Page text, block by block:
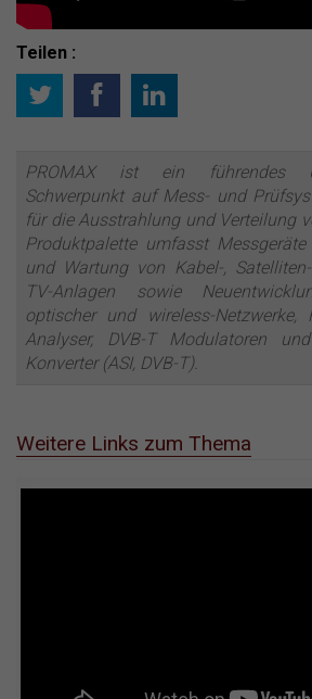
Teilen :
PROMAX ist ein führendes
Schwerpunkt auf Mess- und
für die Ausstrahlung und Verteilung
Produktpalette umfasst
und Wartung von Kabel-,
TV-Anlagen sowie
optischer und wireless-Netzwerke,
Analyser, DVB-T Modulatoren
Konverter (ASI, DVB-T).
Weitere Links zum Thema